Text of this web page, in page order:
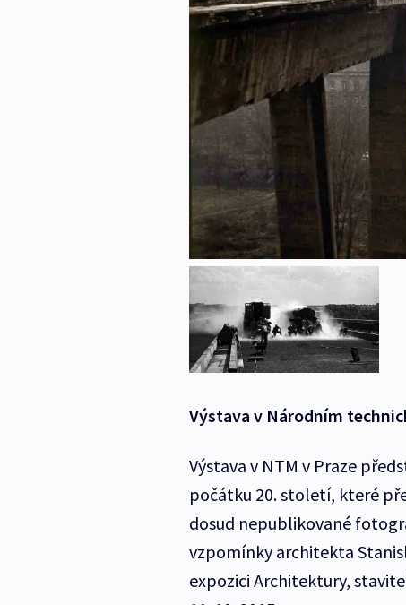
Výstava v Národním
Výstava v NTM v Praze
počátku 20. století, které
dosud nepublikované
vzpomínky architekta
expozici Architektury,